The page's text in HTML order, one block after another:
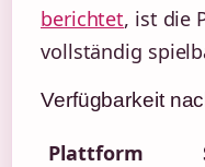
berichtet, ist die
vollständig
Verfügbarkeit
Plattform